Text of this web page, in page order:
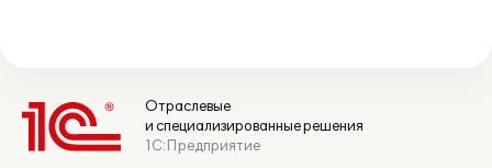
Отраслевые
и специализированные решения
1С:Предприятие